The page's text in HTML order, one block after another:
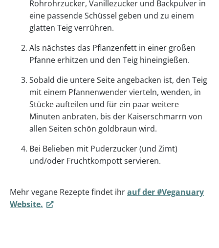
Rohrohrzucker, Vanillezucker und Backpulver in
eine passende Schüssel geben und zu einem
glatten Teig verrühren.
Als nächstes das Pflanzenfett in einer großen
Pfanne erhitzen und den Teig hineingießen.
Sobald die untere Seite angebacken ist, den Teig
mit einem Pfannenwender vierteln, wenden, in
Stücke aufteilen und für ein paar weitere
Minuten anbraten, bis der Kaiserschmarrn von
allen Seiten schön goldbraun wird.
Bei Belieben mit Puderzucker (und Zimt)
und/oder Fruchtkompott servieren.
Mehr vegane Rezepte findet ihrauf der #Veganuary
Website.